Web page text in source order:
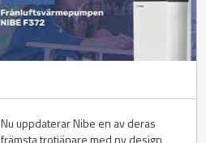
Nu uppdaterar Nibe en av deras